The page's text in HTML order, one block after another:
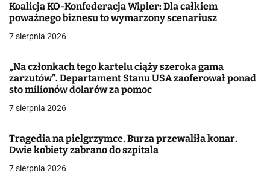
c
j
w
p
s
u
Koalicja KO-Konfederacja Wipler: Dla całkiem
poważnego biznesu to wymarzony scenariusz
7 sierpnia 2026
„Na członkach tego kartelu ciąży szeroka gama
zarzutów”. Departament Stanu USA zaoferował ponad
sto milionów dolarów za pomoc
7 sierpnia 2026
Tragedia na pielgrzymce. Burza przewaliła konar.
Dwie kobiety zabrano do szpitala
7 sierpnia 2026